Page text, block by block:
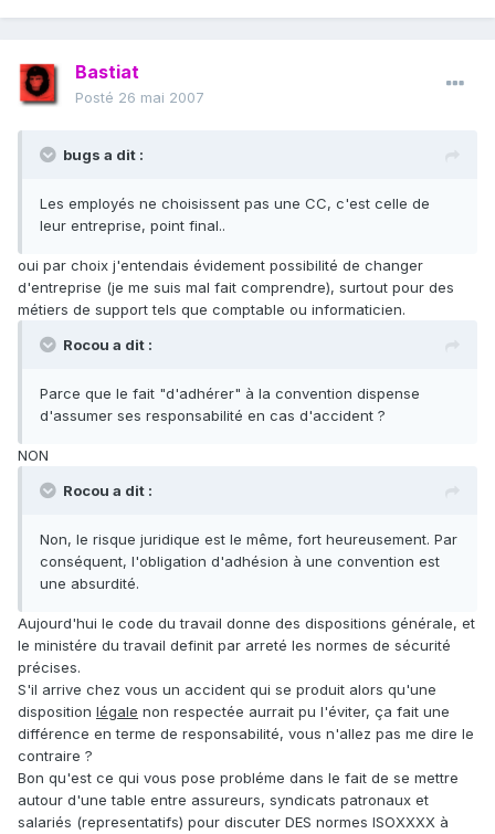
Bastiat
Posté 26 mai 2007
bugs a dit :
Les employés ne choisissent pas une CC, c'est celle de
leur entreprise, point final..
oui par choix j'entendais évidement possibilité de changer
d'entreprise (je me suis mal fait comprendre), surtout pour des
métiers de support tels que comptable ou informaticien.
Rocou a dit :
Parce que le fait "d'adhérer" à la convention dispense
d'assumer ses responsabilité en cas d'accident ?
NON
Rocou a dit :
Non, le risque juridique est le même, fort heureusement. Par
conséquent, l'obligation d'adhésion à une convention est
une absurdité.
Aujourd'hui le code du travail donne des dispositions générale, et
le ministére du travail definit par arreté les normes de sécurité
précises.
S'il arrive chez vous un accident qui se produit alors qu'une
disposition légale non respectée aurrait pu l'éviter, ça fait une
différence en terme de responsabilité, vous n'allez pas me dire le
contraire ?
Bon qu'est ce qui vous pose probléme dans le fait de se mettre
autour d'une table entre assureurs, syndicats patronaux et
salariés (representatifs) pour discuter DES normes ISOXXXX à